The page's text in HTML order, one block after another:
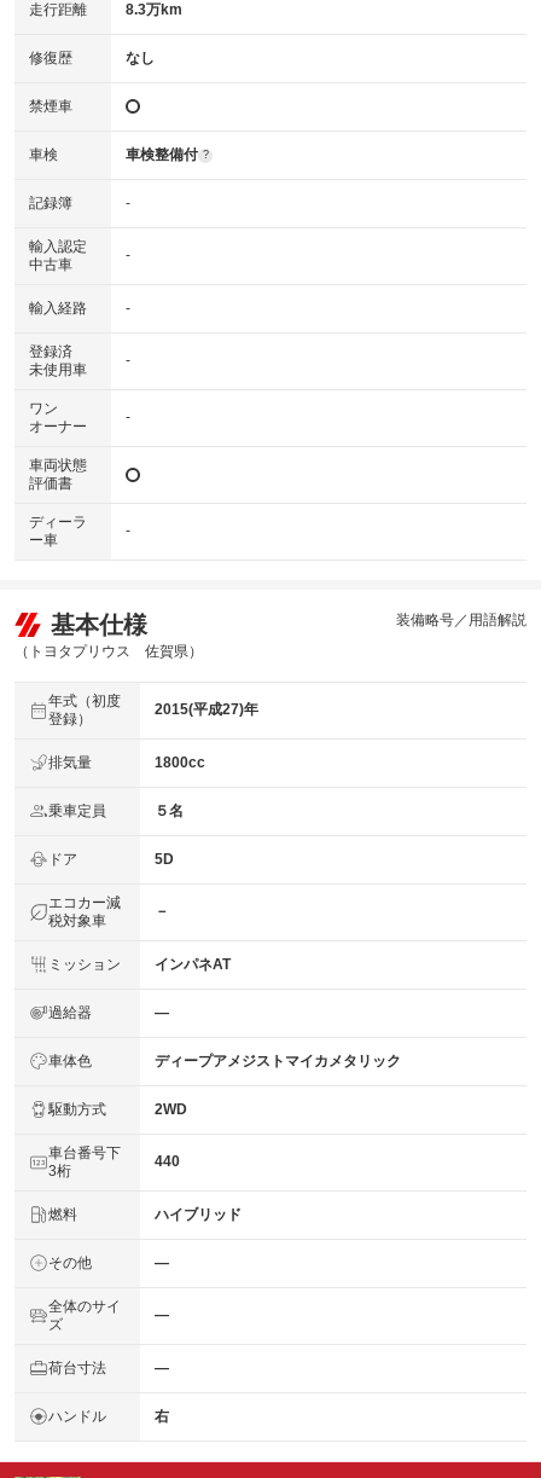
走行距離 8.3万km
修復歴 なし
禁煙車
車検 車検整備付 ?
記録簿 -
輸入認定
中古車
-
輸入経路 -
登録済
未使用車
-
ワン
オーナー
-
車両状態
評価書
ディーラ
ー車
-
基本仕様
（トヨタプリウス 佐賀県）
装備略号／用語解説
年式（初度
登録）
2015(平成27)年
排気量 1800cc
乗車定員 ５名
ドア 5D
エコカー減
税対象車
－
ミッション インパネAT
過給器 ―
車体色 ディープアメジストマイカメタリック
駆動方式 2WD
車台番号下
3桁
440
燃料 ハイブリッド
その他 ―
全体のサイ
ズ
―
荷台寸法 ―
ハンドル 右